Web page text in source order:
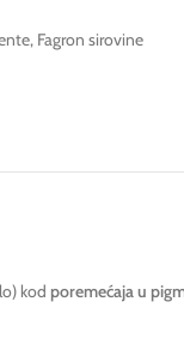
, Fagron sirovine
kod poremećaja u